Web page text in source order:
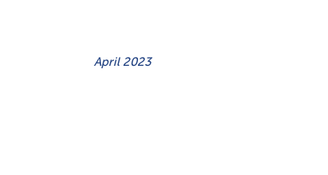
April 2023